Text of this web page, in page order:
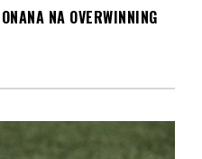
NA OVERWINNING